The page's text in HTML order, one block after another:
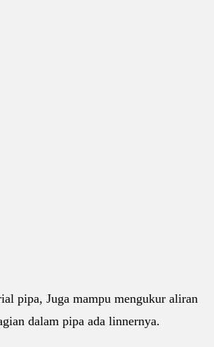
pipa, Juga mampu mengukur aliran
dalam pipa ada linnernya.